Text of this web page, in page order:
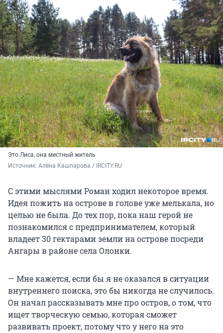
Это Лиса, она местный житель
Источник: Алёна Кашпарова / IRCITY.RU
С этими мыслями Роман ходил некоторое время.
Идея пожить на острове в голове уже мелькала, но
целью не была. До тех пор, пока наш герой не
познакомился с предпринимателем, который
владеет 30 гектарами земли на острове посреди
Ангары в районе села Олонки.
— Мне кажется, если бы я не оказался в ситуации
внутреннего поиска, это бы никогда не случилось.
Он начал рассказывать мне про остров, о том, что
ищет творческую семью, которая сможет
развивать проект, потому что у него на это